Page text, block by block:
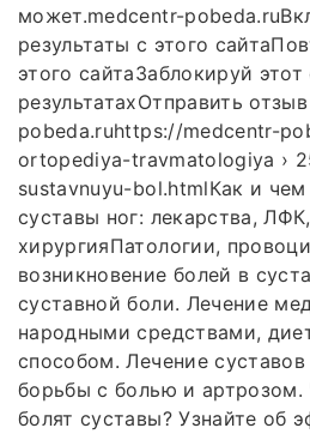
может.medcentr-
результаты с этого
этого сайтаЗаблокируй этот
результатахОтправить
pobeda.ruhttps://medcentr-
ortopediya-travmatologiya ›
sustavnuyu-bol.htmlКак и
суставы ног: лекарства,
хирургияПатологии,
возникновение болей в
суставной боли. Лечение
народными средствами,
способом. Лечение
борьбы с болью и артрозом.
болят суставы? Узнайте об